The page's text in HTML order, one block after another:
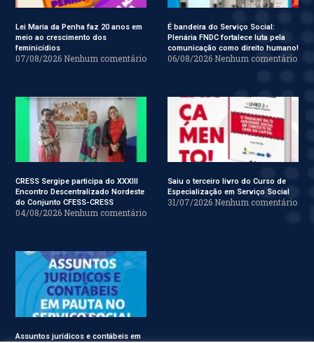
Lei Maria da Penha faz 20 anos em
meio ao crescimento dos
feminicídios
07/08/2026 Nenhum comentário
É bandeira do Serviço Social:
Plenária FNDC fortalece luta pela
comunicação como direito humano!
06/08/2026 Nenhum comentário
CRESS Sergipe participa do XXXIII
Encontro Descentralizado Nordeste
do Conjunto CFESS-CRESS
04/08/2026 Nenhum comentário
Saiu o terceiro livro do Curso de
Especialização em Serviço Social
31/07/2026 Nenhum comentário
Assuntos jurídicos e contábeis em